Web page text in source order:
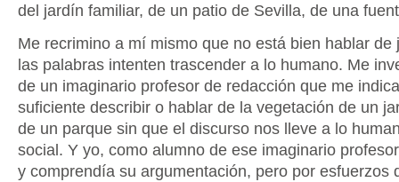
del jardín familiar, de un patio de Sevilla, de una
Me recrimino a mí mismo que no está bien hablar de
las palabras intenten trascender a lo humano. Me
de un imaginario profesor de redacción que me
suficiente describir o hablar de la vegetación de un
de un parque sin que el discurso nos lleve a lo
social. Y yo, como alumno de ese imaginario
y comprendía su argumentación, pero por esfuerzos